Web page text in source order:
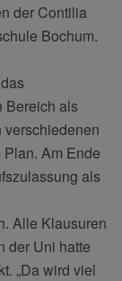
der Contilia
Bochum.
Bereich als
verschiedenen
Am Ende
als
Alle Klausuren
der Uni hatte
„Da wird viel